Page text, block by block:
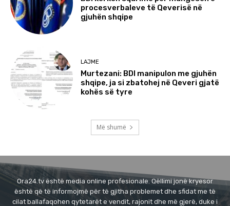
procesverbaleve të Qeverisë në
gjuhën shqipe
LAJME
Murtezani: BDI manipulon me gjuhën
shqipe, ja si zbatohej në Qeveri gjatë
kohës së tyre
Më shumë
Ora24.tv është media online profesionale. Qëllimi jonë kryesor
është që të informojmë për të gjitha problemet dhe sfidat me të
cilat ballafaqohen qytetarët e vendit, rajonit dhe më gjerë, duke i